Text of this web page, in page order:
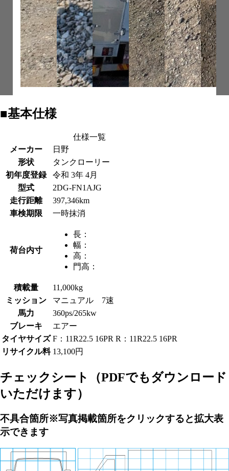
■基本仕様
仕様一覧
メーカー
日野
形状
タンクローリー
初年度登録
令和 3年 4月
型式
2DG-FN1AJG
走行距離
397,346km
車検期限
一時抹消
荷台内寸
長：
幅：
高：
門高：
積載量
11,000kg
ミッション
マニュアル 7速
馬力
360ps/265kw
ブレーキ
エアー
タイヤサイズ F：11R22.5 16PR R：11R22.5 16PR
リサイクル料 13,100円
チェックシート
（PDFでもダウンロード
いただけます）
不具合箇所※写真掲載箇所をクリックすると拡大表
示できます